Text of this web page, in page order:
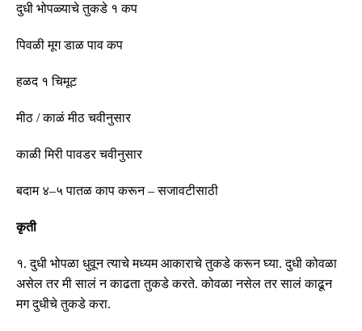
दुधी भोपळ्याचे तुकडे १ कप
पिवळी मूग डाळ पाव कप
हळद १ चिमूट
मीठ /काळं मीठ चवीनुसार
काळी मिरी पावडर चवीनुसार
बदाम ४–५ पातळ काप करून–सजावटीसाठी
कृती
१.दुधी भोपळा धुवून त्याचे मध्यम आकाराचे तुकडे करून घ्या.दुधी कोवळा
असेल तर मी सालं न काढता तुकडे करते.कोवळा नसेल तर सालं काढून
मग दुधीचे तुकडे करा.